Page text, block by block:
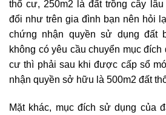
thổ cư, 250m2 là đất trồng cây
đổi như trên gia đình bạn nên hỏi
chứng nhận quyền sử dụng đất
không có yêu cầu chuyển mục
cư thì phải sau khi được cấp sổ
nhận quyền sở hữu là 500m2 đất
Mặt khác, mục đích sử dụng của